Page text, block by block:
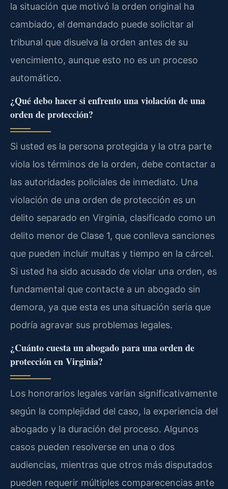
la situación que motivó la orden original ha
cambiado, el demandado puede solicitar al
tribunal que disuelva la orden antes de su
vencimiento, aunque esto no es un proceso
automático.
¿Qué debo hacer si enfrento una violación de una
orden de protección?
Si usted es la persona protegida y la otra parte
viola los términos de la orden, debe contactar a
las autoridades policiales de inmediato. Una
violación de una orden de protección es un
delito separado en Virginia, clasificado como un
delito menor de Clase 1, que conlleva sanciones
que pueden incluir multas y tiempo en la cárcel.
Si usted ha sido acusado de violar una orden, es
fundamental que contacte a un abogado sin
demora, ya que esta es una situación seria que
podría agravar sus problemas legales.
¿Cuánto cuesta un abogado para una orden de
protección en Virginia?
Los honorarios legales varían significativamente
según la complejidad del caso, la experiencia del
abogado y la duración del proceso. Algunos
casos pueden resolverse en una o dos
audiencias, mientras que otros más disputados
pueden requerir múltiples comparecencias ante